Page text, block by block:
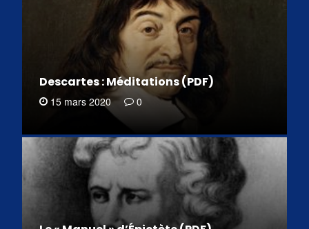
Descartes : Méditations (PDF)
15 mars 2020 0